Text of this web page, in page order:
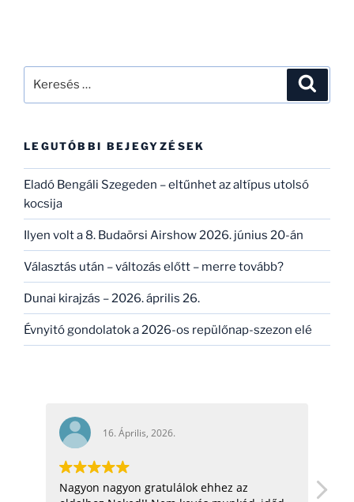
LEGUTÓBBI BEJEGYZÉSEK
Eladó Bengáli Szegeden – eltűnhet az altípus utolsó
kocsija
Ilyen volt a 8. Budaörsi Airshow 2026. június 20-án
Választás után – változás előtt – merre tovább?
Dunai kirajzás – 2026. április 26.
Évnyitó gondolatok a 2026-os repülőnap-szezon elé
16. Április, 2026.
Nagyon nagyon gratulálok ehhez az